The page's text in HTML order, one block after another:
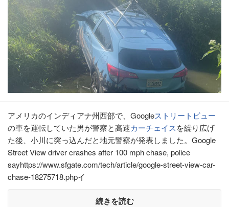
アメリカのインディアナ州西部で、Googleストリートビュー
の車を運転していた男が警察と高速カーチェイスを繰り広げ
た後、小川に突っ込んだと地元警察が発表しました。Google
Street View driver crashes after 100 mph chase, police
sayhttps://www.sfgate.com/tech/article/google-street-view-car-
chase-18275718.phpイ
続きを読む